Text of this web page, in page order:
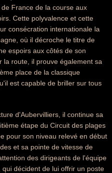
France de la course aux
Cette polyvalence et cette
consécration internationale la
où il décroche le titre de
espoirs aux côtés de son
la route, il prouve également sa
place de la classique
est capable de briller sur tous
d'Aubervilliers, il continue sa
étape du Circuit des plages
pour son niveau relevé en début
et sa pointe de vitesse de
des dirigeants de l'équipe
décident de lui offrir un poste